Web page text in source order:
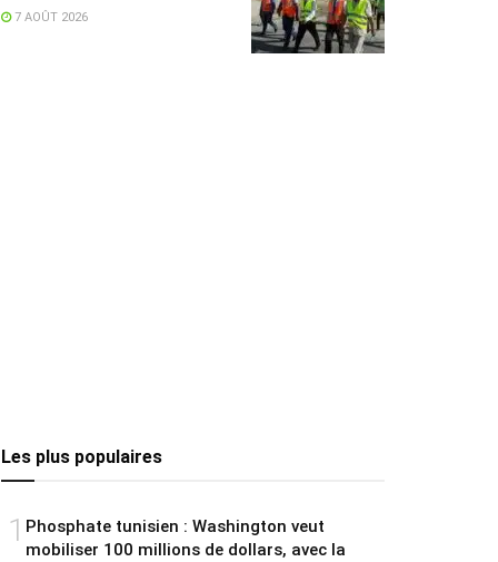
accélération des travaux
7 AOÛT 2026
Les plus populaires
1 Phosphate tunisien : Washington veut
mobiliser 100 millions de dollars, avec la